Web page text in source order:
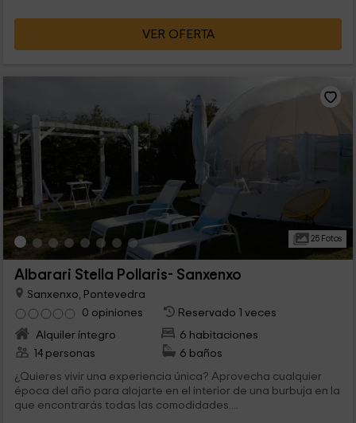
VER OFERTA
25 Fotos
Albarari Stella Pollaris- Sanxenxo
Sanxenxo, Pontevedra
0 opiniones
Reservado 1 veces
Alquiler íntegro
6 habitaciones
14 personas
6 baños
¿Quieres vivir una experiencia única? Aprovecha cualquier
época del año para alojarte en el interior de una burbuja en la
que encontrarás todas las comodidades....